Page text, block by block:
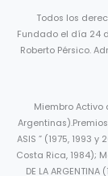
Todos los
Fundado el día 24
Roberto Pérsico.
Miembro Activo
Argentinas).Premios
ASIS ” (1975, 1993 y
Costa Rica, 1984);
DE LA